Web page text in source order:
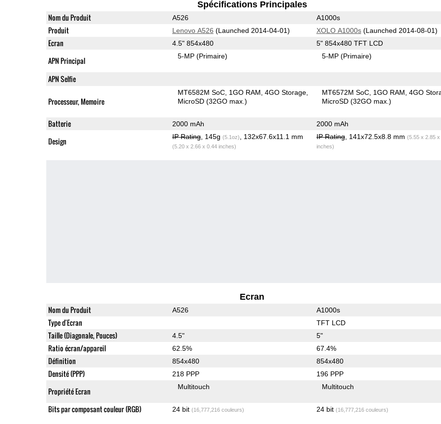
Spécifications Principales
Nom du Produit A526 A1000s
Produit Lenovo A526 (Launched 2014-04-01) XOLO A1000s(Launched 2014-08-01)
Ecran 4.5" 854x480 5" 854x480 TFT LCD
APN Principal 5-MP(Primaire) 5-MP(Primaire)
APN Selfie
Processeur, Memoire
MT6582M SoC 1GO RAM 4GO Storage
MicroSD (32GO max.)
MT6572M SoC 1GO RAM 4GO
MicroSD (32GO max.)
Batterie 2000 mAh 2000 mAh
Design IP Rating, 145g (5.1oz) , 132x67.6x11.1 mm
(5.20 x 2.66 x 0.44 inches)
IP Rating, 141x72.5x8.8 mm (5.55 x 2.85 x
inches)
Ecran
Nom du Produit A526 A1000s
Type d'Ecran TFT LCD
Taille (Diagonale, Pouces) 4.5" 5"
Ratio écran/appareil 62.5% 67.4%
Définition 854x480 854x480
Densité (PPP) 218 PPP 196 PPP
Propriété Ecran Multitouch Multitouch
Bits par composant couleur (RGB) 24 bit (16,777,216 couleurs) 24 bit (16,777,216 couleurs)